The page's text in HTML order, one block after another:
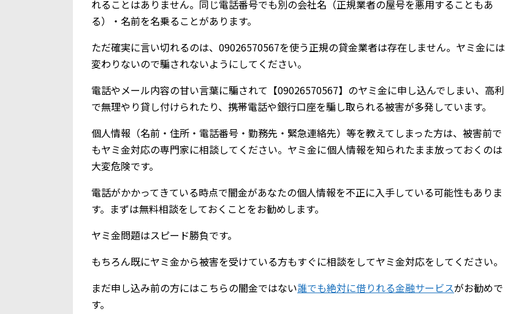
れることはありません。同じ電話番号でも別の会社名（正規業者の屋号を悪用することもあ
る）・名前を名乗ることがあります。
ただ確実に言い切れるのは、09026570567を使う正規の貸金業者は存在しません。ヤミ金には
変わりないので騙されないようにしてください。
電話やメール内容の甘い言葉に騙されて【09026570567】のヤミ金に申し込んでしまい、高利
で無理やり貸し付けられたり、携帯電話や銀行口座を騙し取られる被害が多発しています。
個人情報（名前・住所・電話番号・勤務先・緊急連絡先）等を教えてしまった方は、被害前で
もヤミ金対応の専門家に相談してください。ヤミ金に個人情報を知られたまま放っておくのは
大変危険です。
電話がかかってきている時点で闇金があなたの個人情報を不正に入手している可能性もありま
す。まずは無料相談をしておくことをお勧めします。
ヤミ金問題はスピード勝負です。
もちろん既にヤミ金から被害を受けている方もすぐに相談をしてヤミ金対応をしてください。
まだ申し込み前の方にはこちらの闇金ではない誰でも絶対に借りれる金融サービスがお勧めで
す。